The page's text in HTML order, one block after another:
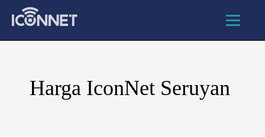
Harga IconNet Seruyan